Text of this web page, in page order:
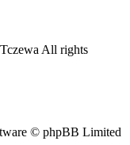
All rights
© phpBB Limited